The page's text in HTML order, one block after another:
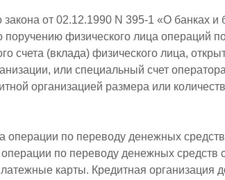
от 02.12.1990 N 395-1 «О банках
физического лица операций
счета (вклада) физического лица,
или специальный счет
организацией размера или
по переводу денежных
операции по переводу денежных
карты. Кредитная